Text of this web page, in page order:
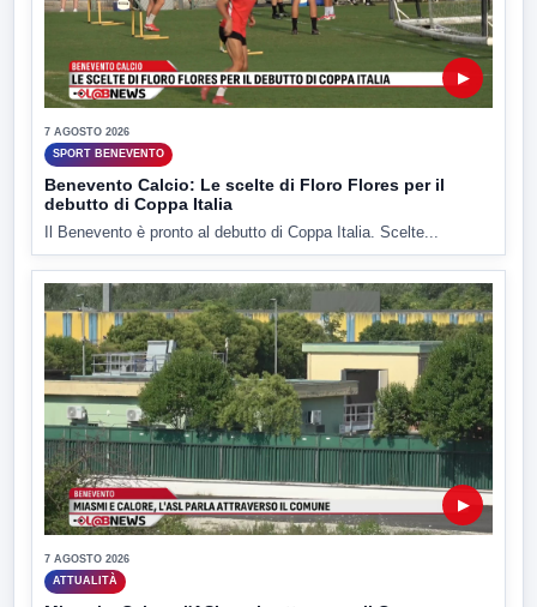
▶
7 AGOSTO 2026
SPORT BENEVENTO
Benevento Calcio: Le scelte di Floro Flores per il
debutto di Coppa Italia
Il Benevento è pronto al debutto di Coppa Italia. Scelte...
▶
7 AGOSTO 2026
ATTUALITÀ